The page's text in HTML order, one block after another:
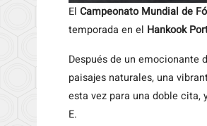
El Campeonato Mundial de
temporada en el Hankook
Después de un emocionante
paisajes naturales, una
esta vez para una doble cita,
E.